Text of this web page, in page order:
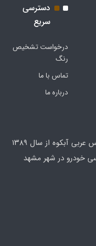
دسترسی
سریع
درخواست تشخیص
رنگ
تماس با ما
درباره ما
با مدیریت آقای عباس عربی آبکوه از سال ۱۳۸۹
خودرو در شهر مشهد